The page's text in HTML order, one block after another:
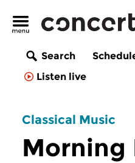
Search
Listen live
Classical Music
Morning